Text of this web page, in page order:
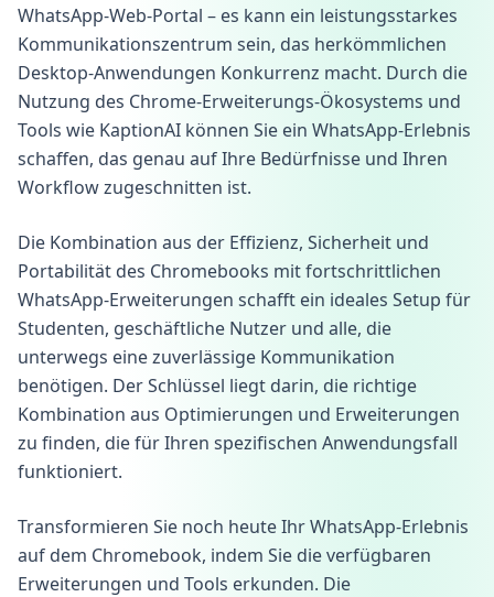
WhatsApp-Web-Portal – es kann ein leistungsstarkes
Kommunikationszentrum sein, das herkömmlichen
Desktop-Anwendungen Konkurrenz macht. Durch die
Nutzung des Chrome-Erweiterungs-Ökosystems und
Tools wie KaptionAI können Sie ein WhatsApp-Erlebnis
schaffen, das genau auf Ihre Bedürfnisse und Ihren
Workflow zugeschnitten ist.
Die Kombination aus der Effizienz, Sicherheit und
Portabilität des Chromebooks mit fortschrittlichen
WhatsApp-Erweiterungen schafft ein ideales Setup für
Studenten, geschäftliche Nutzer und alle, die
unterwegs eine zuverlässige Kommunikation
benötigen. Der Schlüssel liegt darin, die richtige
Kombination aus Optimierungen und Erweiterungen
zu finden, die für Ihren spezifischen Anwendungsfall
funktioniert.
Transformieren Sie noch heute Ihr WhatsApp-Erlebnis
auf dem Chromebook, indem Sie die verfügbaren
Erweiterungen und Tools erkunden. Die